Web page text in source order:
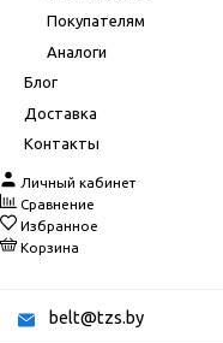
Покупателям
Аналоги
Блог
Доставка
Контакты
Личный кабинет
Сравнение
Избранное
Корзина
belt@tzs.by